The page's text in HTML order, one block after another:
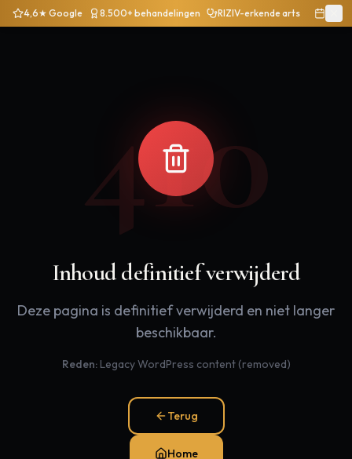
4,6★ Google 8.500+ behandelingen RIZIV-erkende arts
410
Inhoud definitief verwijderd
Deze pagina is definitief verwijderd en niet langer
beschikbaar.
Reden: Legacy WordPress content (removed)
Terug
Home